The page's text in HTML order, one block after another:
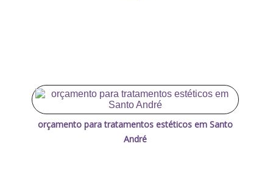
orçamento para tratamentos estéticos em Santo
André